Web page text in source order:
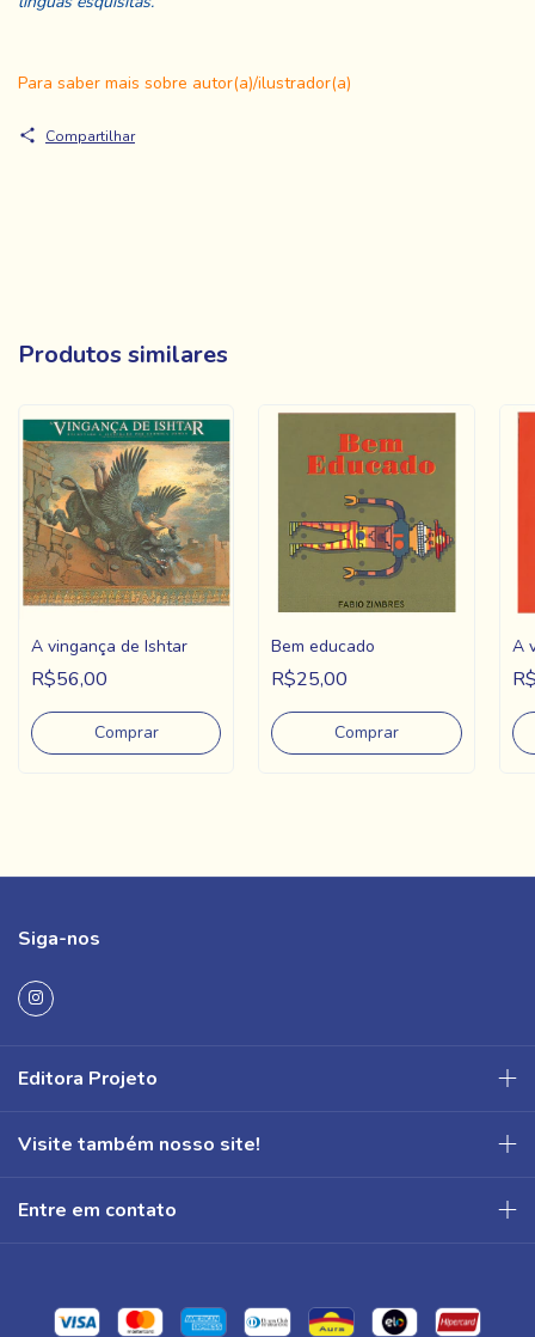
Para saber mais sobre autor(a)/ilustrador(a)
Compartilhar
Produtos similares
A vingança de Ishtar
R$56,00
Bem educado
R$25,00
A
Siga-nos
Editora Projeto
Visite também nosso site!
Entre em contato